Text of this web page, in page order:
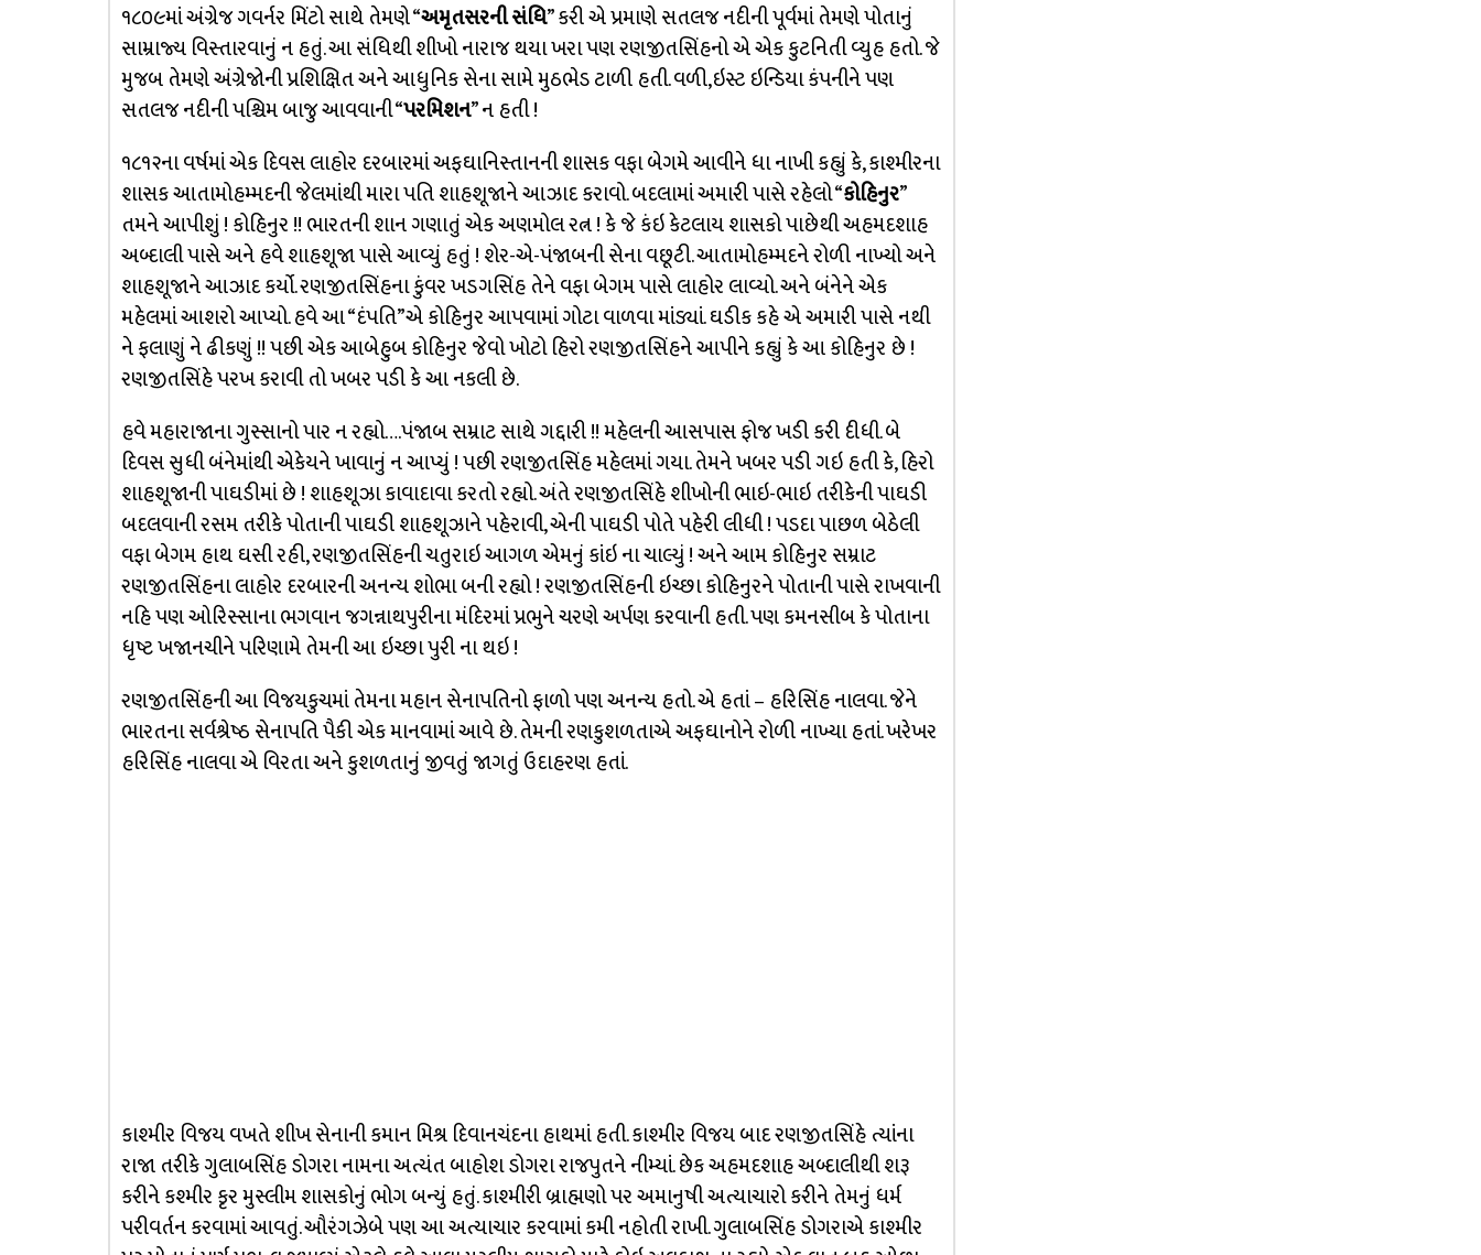
૧૮૦૯માં અંગ્રેજ ગવર્નર મિંટો સાથે તેમણે “અમૃતસરની સંધિ” કરી એ પ્રમાણે સતલજ નદીની પૂર્વમાં તેમણે પોતાનું
સામ્રાજ્ય વિસ્તારવાનું ન હતું. આ સંધિથી શીખો નારાજ થયા ખરા પણ રણજીતસિંહનો એ એક કુટનિતી વ્યુહ હતો. જે
મુજબ તેમણે અંગ્રેજોની પ્રશિક્ષિત અને આધુનિક સેના સામે મુઠભેડ ટાળી હતી. વળી,ઇસ્ટ ઇન્ડિયા કંપનીને પણ
સતલજ નદીની પશ્ચિમ બાજુ આવવાની “પરમિશન” ન હતી !
૧૮૧૨ના વર્ષમાં એક દિવસ લાહોર દરબારમાં અફઘાનિસ્તાનની શાસક વફા બેગમે આવીને ધા નાખી કહ્યું કે, કાશ્મીરના
શાસક આતામોહમ્મદની જેલમાંથી મારા પતિ શાહશૂજાને આઝાદ કરાવો. બદલામાં અમારી પાસે રહેલો “કોહિનુર”
તમને આપીશું ! કોહિનુર !! ભારતની શાન ગણાતું એક અણમોલ રત્ન ! કે જે કંઇ કેટલાય શાસકો પાછેથી અહમદશાહ
અબ્દાલી પાસે અને હવે શાહશૂજા પાસે આવ્યું હતું ! શેર-એ-પંજાબની સેના વછૂટી. આતામોહમ્મદને રોળી નાખ્યો અને
શાહશૂજાને આઝાદ કર્યો. રણજીતસિંહના કુંવર ખડગસિંહ તેને વફા બેગમ પાસે લાહોર લાવ્યો. અને બંનેને એક
મહેલમાં આશરો આપ્યો. હવે આ “દંપતિ”એ કોહિનુર આપવામાં ગોટા વાળવા માંડ્યાં. ઘડીક કહે એ અમારી પાસે નથી
ને ફલાણું ને ઢીકણું !! પછી એક આબેહુબ કોહિનુર જેવો ખોટો હિરો રણજીતસિંહને આપીને કહ્યું કે આ કોહિનુર છે !
રણજીતસિંહે પરખ કરાવી તો ખબર પડી કે આ નકલી છે.
હવે મહારાજાના ગુસ્સાનો પાર ન રહ્યો….પંજાબ સમ્રાટ સાથે ગદ્દારી !! મહેલની આસપાસ ફોજ ખડી કરી દીધી. બે
દિવસ સુધી બંનેમાંથી એકેયને ખાવાનું ન આપ્યું ! પછી રણજીતસિંહ મહેલમાં ગયા. તેમને ખબર પડી ગઇ હતી કે, હિરો
શાહશૂજાની પાઘડીમાં છે ! શાહશૂઝા કાવાદાવા કરતો રહ્યો. અંતે રણજીતસિંહે શીખોની ભાઇ-ભાઇ તરીકેની પાઘડી
બદલવાની રસમ તરીકે પોતાની પાઘડી શાહશૂઝાને પહેરાવી, એની પાઘડી પોતે પહેરી લીધી ! પડદા પાછળ બેઠેલી
વફા બેગમ હાથ ઘસી રહી, રણજીતસિંહની ચતુરાઇ આગળ એમનું કાંઇ ના ચાલ્યું ! અને આમ કોહિનુર સમ્રાટ
રણજીતસિંહના લાહોર દરબારની અનન્ય શોભા બની રહ્યો ! રણજીતસિંહની ઇચ્છા કોહિનુરને પોતાની પાસે રાખવાની
નહિ પણ ઓરિસ્સાના ભગવાન જગન્નાથપુરીના મંદિરમાં પ્રભુને ચરણે અર્પણ કરવાની હતી. પણ કમનસીબ કે પોતાના
ધૃષ્ટ ખજાનચીને પરિણામે તેમની આ ઇચ્છા પુરી ના થઇ !
રણજીતસિંહની આ વિજયકુચમાં તેમના મહાન સેનાપતિનો ફાળો પણ અનન્ય હતો. એ હતાં – હરિસિંહ નાલવા. જેને
ભારતના સર્વશ્રેષ્ઠ સેનાપતિ પૈકી એક માનવામાં આવે છે. તેમની રણકુશળતાએ અફઘાનોને રોળી નાખ્યા હતાં. ખરેખર
હરિસિંહ નાલવા એ વિરતા અને કુશળતાનું જીવતું જાગતું ઉદાહરણ હતાં.
કાશ્મીર વિજય વખતે શીખ સેનાની કમાન મિશ્ર દિવાનચંદના હાથમાં હતી. કાશ્મીર વિજય બાદ રણજીતસિંહે ત્યાંના
રાજા તરીકે ગુલાબસિંહ ડોગરા નામના અત્યંત બાહોશ ડોગરા રાજપુતને નીમ્યાં. છેક અહમદશાહ અબ્દાલીથી શરૂ
કરીને કશ્મીર કૃર મુસ્લીમ શાસકોનું ભોગ બન્યું હતું. કાશ્મીરી બ્રાહ્મણો પર અમાનુષી અત્યાચારો કરીને તેમનું ધર્મ
પરીવર્તન કરવામાં આવતું. ઔરંગઝેબે પણ આ અત્યાચાર કરવામાં કમી નહોતી રાખી. ગુલાબસિંહ ડોગરાએ કાશ્મીર